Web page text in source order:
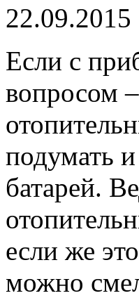
22.09.2015
Если с
вопросом
подумать
батарей.
если же
можно